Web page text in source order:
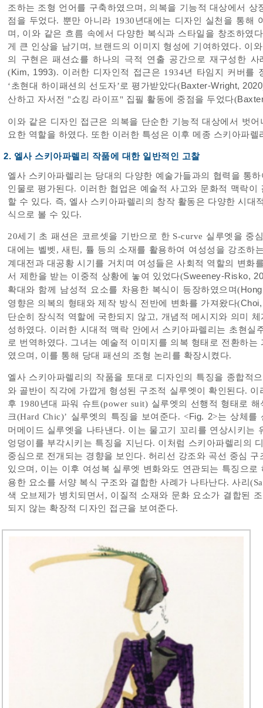
조하는 조형 언어를 구축하였으며, 의복을 기능적 대상에서
점을 두었다. 뿐만 아니라 1930년대에는 디자인 실천을 통해
며, 이와 같은 흐름 속에서 다양한 복식과 스타일을 창조하였
게 큰 인상을 남기며, 브랜드의 이미지 형성에 기여하였다. 이
의 구현은 패션쇼를 하나의 극적 연출 공간으로 재구성한
(Kim, 1993). 이러한 디자인적 접근은 1934년 타임지 커버를
‘초현대 하이패션의 선도자’로 평가받았다(Baxter-Wright, 2020
산하고 자서전 "쇼킹 라이프" 집필 활동에 중점을 두었다(
이와 같은 디자인 접근은 의복을 단순한 기능적 대상에서 벗
요한 역할을 하였다. 또한 이러한 특성은 이후 메종 스키아파
2. 엘사 스키아파렐리 작품에 대한 일반적인 고찰
엘사 스키아파렐리는 당대의 다양한 예술가들과의 협력을 통
인물로 평가된다. 이러한 협업은 예술적 사고와 문화적 맥락
할 수 있다. 즉, 엘사 스키아파렐리의 창작 활동은 다양한 시
식으로 볼 수 있다.
20세기 초 패션은 코르셋을 기반으로 한 S-curve 실루엣을 중
대에는 벨벳, 새틴, 튤 등의 소재를 활용하여 여성성을 강조하
계대전과 대공황 시기를 거치며 여성들은 사회적 역할의 변화
서 제한을 받는 이중적 상황에 놓여 있었다(Sweeney-Risko,
확대와 함께 남성적 요소를 차용한 복식이 등장하였으며(
영향은 의복의 형태와 제작 방식 전반에 변화를 가져왔다(
단순히 장식적 역할에 국한되지 않고, 개념적 메시지와 의미
성하였다. 이러한 시대적 맥락 안에서 스키아파렐리는 초현
로 번역하였다. 그녀는 예술적 이미지를 의복 형태로 전환하
였으며, 이를 통해 당대 패션의 조형 논리를 확장시켰다.
엘사 스키아파렐리의 작품을 토대로 디자인의 특징을 종합적
와 골반이 직각에 가깝게 형성된 구조적 실루엣이 확인된다.
후 1980년대 파워 슈트(power suit) 실루엣의 선행적 형태로
크(Hard Chic)’ 실루엣의 특징을 보여준다. <Fig. 2>는 상체를
머메이드 실루엣을 나타낸다. 이는 물고기 꼬리를 연상시키는
엉덩이를 부각시키는 특징을 지닌다. 이처럼 스키아파렐리의
중심으로 전개되는 경향을 보인다. 허리선 강조와 곡선 중심
있으며, 이는 이후 여성복 실루엣 변화와도 연관되는 특징으로
용한 요소를 서양 복식 구조와 결합한 사례가 나타난다. 사리
색 오브제가 병치되면서, 이질적 소재와 문화 요소가 결합된
되지 않는 확장적 디자인 접근을 보여준다.